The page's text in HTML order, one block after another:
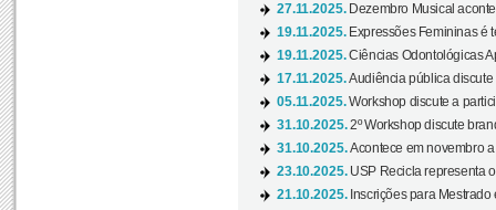
27.11.2025. Dezembro Musical
19.11.2025. Expressões Femininas é
19.11.2025.Ciências Odontológicas
17.11.2025.Audiência pública
05.11.2025.Workshop discute a
31.10.2025.2º Workshop discute
31.10.2025.Acontece em novembro
23.10.2025. USP Recicla representa
21.10.2025. Inscrições para